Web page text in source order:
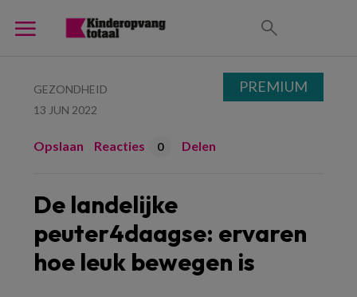
GEZONDHEID
13 JUN 2022
Opslaan Reacties 0 Delen
De landelijke
peuter4daagse: ervaren
hoe leuk bewegen is
PREMIUM